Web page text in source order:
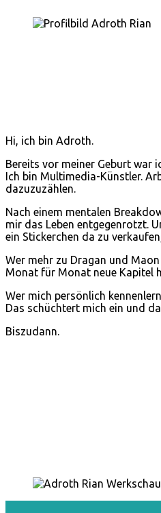
Hi, ich bin Adroth.
Bereits vor meiner Geburt war
Ich bin Multimedia-Künstler.
dazuzuzählen.
Nach einem mentalen
mir das Leben entgegenrotzt.
ein Stickerchen da zu
Wer mehr zu Dragan und
Monat für Monat neue Kapitel
Wer mich persönlich
Das schüchtert mich ein und
Biszudann.